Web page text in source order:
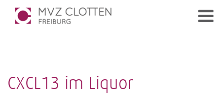
CXCL13 im Liquor